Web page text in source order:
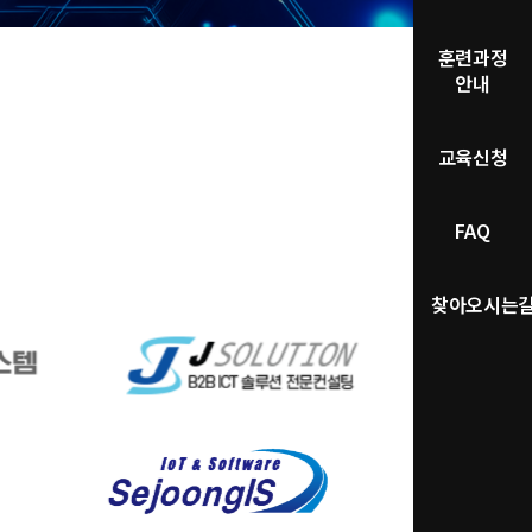
훈련과정
안내
교육신청
FAQ
찾아오시는